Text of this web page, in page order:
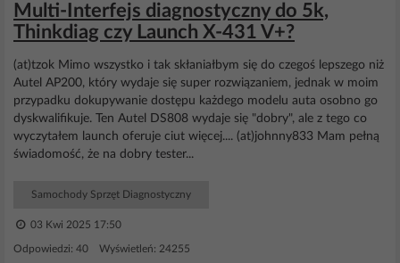
Multi-Interfejs diagnostyczny do 5k,
Thinkdiag czy Launch X-431 V+?
(at)tzok Mimo wszystko i tak skłaniałbym się do czegoś lepszego niż
Autel AP200, który wydaje się super rozwiązaniem, jednak w moim
przypadku dokupywanie dostępu każdego modelu auta osobno go
dyskwalifikuje. Ten Autel DS808 wydaje się "dobry", ale z tego co
wyczytałem launch oferuje ciut więcej.... (at)johnny833 Mam pełną
świadomość, że na dobry tester...
Samochody Sprzęt Diagnostyczny
03 Kwi 2025 17:50
Odpowiedzi: 40 Wyświetleń: 24255